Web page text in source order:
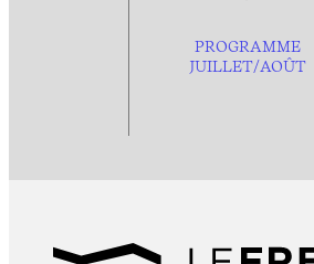
PROGRAMME
JUILLET/AOÛT